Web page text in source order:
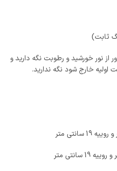
ثابت)
از نور خورشید و رطوبت نگه دارید و
اولیه خارج شود نگه ندارید.